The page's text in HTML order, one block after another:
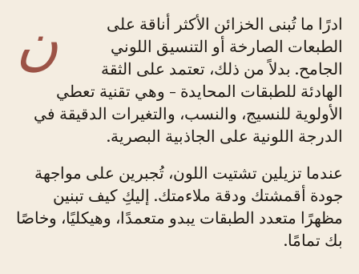
ن
ادرًا ما تُبنى الخزائن الأكثر أناقة على
الطبعات الصارخة أو التنسيق اللوني
الجامح. بدلاً من ذلك، تعتمد على الثقة
الهادئة للطبقات المحايدة - وهي تقنية تعطي
الأولوية للنسيج، والنسب، والتغيرات الدقيقة في
الدرجة اللونية على الجاذبية البصرية.
عندما تزيلين تشتيت اللون، تُجبرين على مواجهة
جودة أقمشتك ودقة ملاءمتك. إليكِ كيف تبنين
مظهرًا متعدد الطبقات يبدو متعمدًا، وهيكليًا، وخاصًا
بك تمامًا.